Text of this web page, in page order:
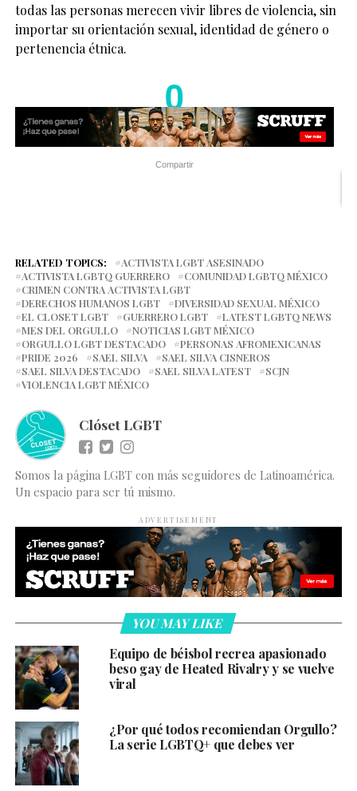
todas las personas merecen vivir libres de violencia, sin
importar su orientación sexual, identidad de género o
pertenencia étnica.
0
Compartir
RELATED TOPICS:
ACTIVISTA LGBT ASESINADO
ACTIVISTA LGBTQ GUERRERO
COMUNIDAD LGBTQ MÉXICO
CRIMEN CONTRA ACTIVISTA LGBT
DERECHOS HUMANOS LGBT
DIVERSIDAD SEXUAL MÉXICO
EL CLOSET LGBT
GUERRERO LGBT
LATEST LGBTQ NEWS
MES DEL ORGULLO
NOTICIAS LGBT MÉXICO
ORGULLO LGBT DESTACADO
PERSONAS AFROMEXICANAS
PRIDE 2026
SAEL SILVA
SAEL SILVA CISNEROS
SAEL SILVA DESTACADO
SAEL SILVA LATEST
SCJN
VIOLENCIA LGBT MÉXICO
Clóset LGBT
Somos la página LGBT con más seguidores de Latinoamérica.
Un espacio para ser tú mismo.
ADVERTISEMENT
YOU MAY LIKE
Equipo de béisbol recrea apasionado
beso gay de Heated Rivalry y se vuelve
viral
¿Por qué todos recomiendan Orgullo?
La serie LGBTQ+ que debes ver